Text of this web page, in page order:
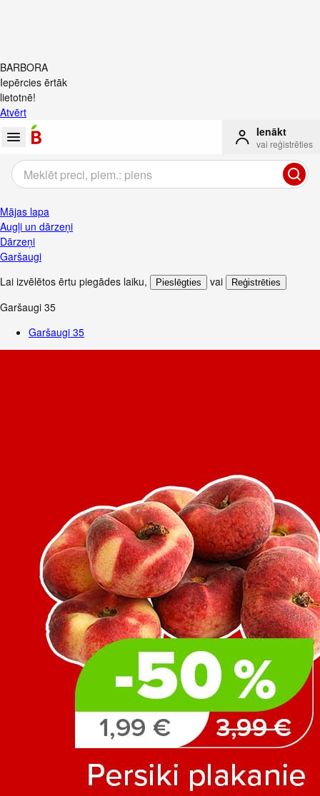
BARBORA
Iepērcies ērtāk
lietotnē!
Atvērt
Ienākt
vai reģistrēties
Mājas lapa
Augļi un dārzeņi
Dārzeņi
Garšaugi
Lai izvēlētos ērtu piegādes laiku, Pieslēgties vai Reģistrēties
Garšaugi 35
Garšaugi 35